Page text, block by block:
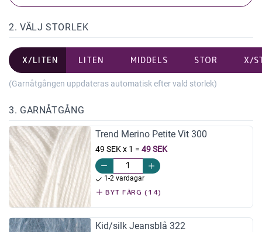
2. VÄLJ STORLEK
X/LITEN LITEN MIDDELS STOR X/
(Garnåtgången uppdateras automatisk efter vald storlek)
3. GARNÅTGÅNG
Trend Merino Petite Vit 300
49 SEK x 1 = 49 SEK
1-2 vardagar
BYT FÄRG (14)
Kid/silk Jeansblå 322